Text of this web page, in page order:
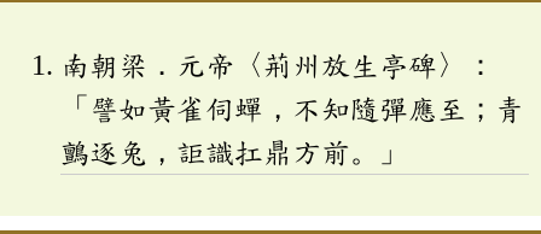
南朝梁．元帝〈荊州放生亭碑〉：
「譬如黃雀伺蟬，不知隨彈應至；青
鸇逐兔，詎識扛鼎方前。」